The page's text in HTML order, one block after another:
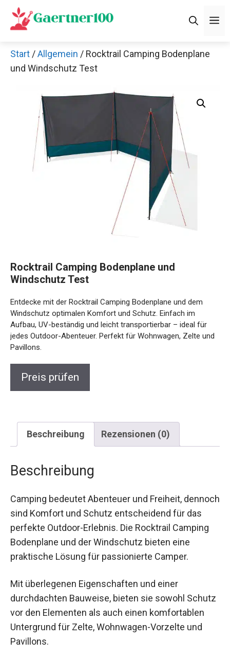
Zum
Inhalt
Start /Allgemein / Rocktrail Camping Bodenplane
und Windschutz Test
Rocktrail Camping Bodenplane und
Windschutz Test
Entdecke mit der Rocktrail Camping Bodenplane und dem
Windschutz optimalen Komfort und Schutz. Einfach im
Aufbau, UV-beständig und leicht transportierbar – ideal für
jedes Outdoor-Abenteuer. Perfekt für Wohnwagen, Zelte und
Pavillons.
Preis prüfen
Beschreibung Rezensionen (0)
Beschreibung
Camping bedeutet Abenteuer und Freiheit, dennoch
sind Komfort und Schutz entscheidend für das
perfekte Outdoor-Erlebnis. Die Rocktrail Camping
Bodenplane und der Windschutz bieten eine
praktische Lösung für passionierte Camper.
Mit überlegenen Eigenschaften und einer
durchdachten Bauweise, bieten sie sowohl Schutz
vor den Elementen als auch einen komfortablen
Untergrund für Zelte, Wohnwagen-Vorzelte und
Pavillons.